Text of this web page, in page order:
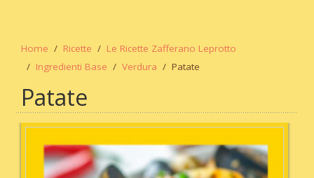
Home Ricette
Le Ricette Zafferano Leprotto
Ingredienti Base
Verdura Patate
Patate